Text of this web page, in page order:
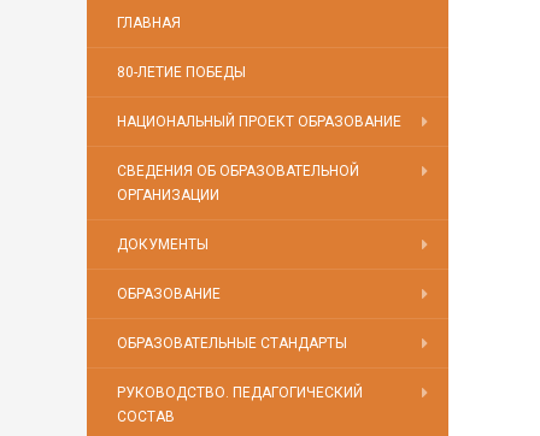
ГЛАВНАЯ
80-ЛЕТИЕ ПОБЕДЫ
НАЦИОНАЛЬНЫЙ ПРОЕКТ ОБРАЗОВАНИЕ
СВЕДЕНИЯ ОБ ОБРАЗОВАТЕЛЬНОЙ
ОРГАНИЗАЦИИ
ДОКУМЕНТЫ
ОБРАЗОВАНИЕ
ОБРАЗОВАТЕЛЬНЫЕ СТАНДАРТЫ
РУКОВОДСТВО. ПЕДАГОГИЧЕСКИЙ
СОСТАВ